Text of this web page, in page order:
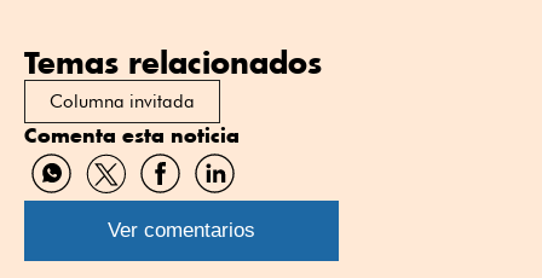
Temas relacionados
Columna invitada
Comenta esta noticia
Compartir
por
WhatsApp
Compartir
por
Twitter
Compartir
por
Facebook
Compartir
por
Linkedin
Ver comentarios